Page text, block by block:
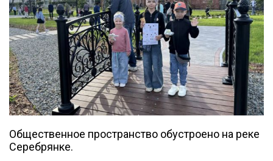
показывать
во
Общественное пространство обустроено на реке
Серебрянке.